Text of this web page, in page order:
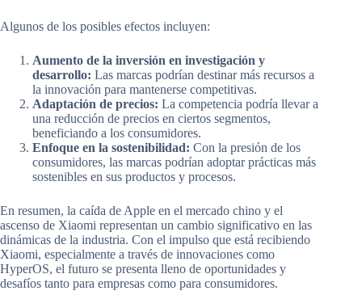
Algunos de los posibles efectos incluyen:
Aumento de la inversión en investigación y
desarrollo: Las marcas podrían destinar más recursos a
la innovación para mantenerse competitivas.
Adaptación de precios: La competencia podría llevar a
una reducción de precios en ciertos segmentos,
beneficiando a los consumidores.
Enfoque en la sostenibilidad: Con la presión de los
consumidores, las marcas podrían adoptar prácticas más
sostenibles en sus productos y procesos.
En resumen, la caída de Apple en el mercado chino y el
ascenso de Xiaomi representan un cambio significativo en las
dinámicas de la industria. Con el impulso que está recibiendo
Xiaomi, especialmente a través de innovaciones como
HyperOS, el futuro se presenta lleno de oportunidades y
desafíos tanto para empresas como para consumidores.